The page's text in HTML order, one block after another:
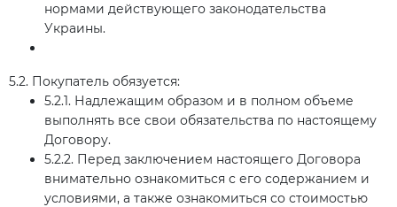
нормами действующего законодательства
Украины.
5.2. Покупатель обязуется:
5.2.1. Надлежащим образом и в полном объеме
выполнять все свои обязательства по настоящему
Договору.
5.2.2. Перед заключением настоящего Договора
внимательно ознакомиться с его содержанием и
условиями, а также ознакомиться со стоимостью